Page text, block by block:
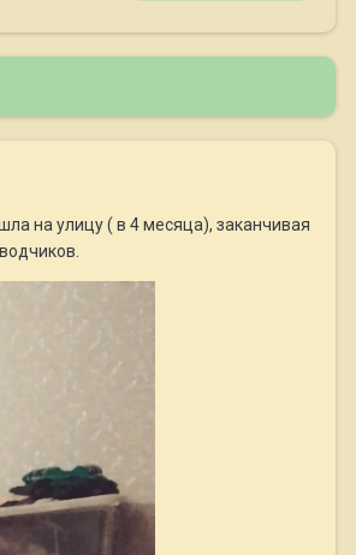
на улицу ( в 4 месяца), заканчивая